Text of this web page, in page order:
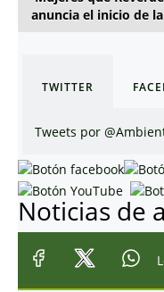
anuncia el inicio de
TWITTER
Tweets por
Noticias de